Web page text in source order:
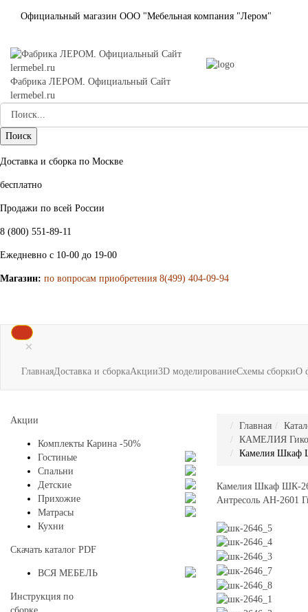
Официальный магазин ООО "Мебельная компания "Лером"
Фабрика ЛЕРОМ. Официальный Сайт
lermebel.ru
Доставка и сборка по Москве
бесплатно
Продажи по всей России
8 (800) 551-89-11
Ежедневно с 10-00 до 19-00
Магазин: по вопросам приобретения 8(499) 404-09-94
×
ГлавнаяДоставка и сборкаАкции3D моделированиеСхемы сборкиО
Главная
КАМЕЛИЯ
Камелия Шкаф
Камелия Шкаф ШК-
Антресоль АН-2601
Акции
Комплекты Карина -50%
Гостиные
Спальни
Детские
Прихожие
Матрасы
Кухни
Скачать каталог PDF
ВСЯ МЕБЕЛЬ
Инструкция по